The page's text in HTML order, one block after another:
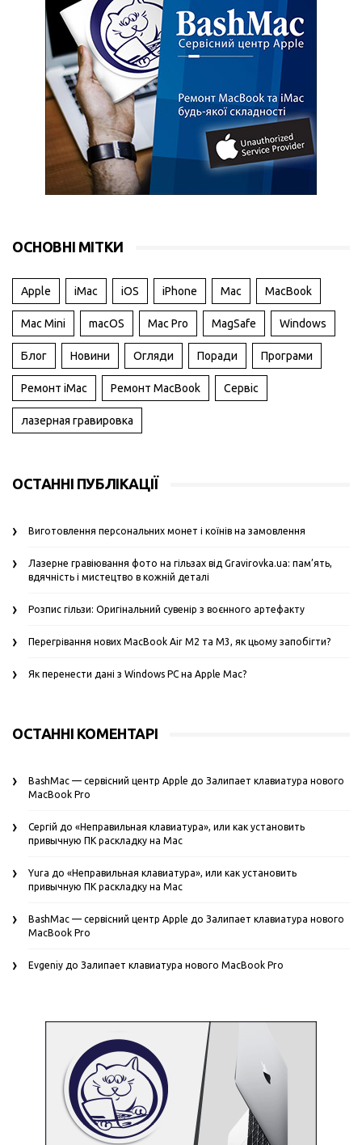
ОСНОВНІ МІТКИ
Apple iMac iOS iPhone Mac MacBook
Mac Mini macOS Mac Pro MagSafe Windows
Блог Новини Огляди Поради Програми
Ремонт iMac Ремонт MacBook Сервіс
лазерная гравировка
ОСТАННІ ПУБЛІКАЦІЇ
Виготовлення персональних монет і коїнів на замовлення
Лазерне гравіювання фото на гільзах від Gravirovka.ua: пам’ять,
вдячність і мистецтво в кожній деталі
Розпис гільзи: Оригінальний сувенір з воєнного артефакту
Перегрівання нових MacBook Air M2 та M3, як цьому запобігти?
Як перенести дані з Windows PC на Apple Mac?
ОСТАННІ КОМЕНТАРІ
BashMac — сервісний центр Apple до Залипает клавиатура нового
MacBook Pro
Сергій до «Неправильная клавиатура», или как установить
привычную ПК раскладку на Mac
Yura до «Неправильная клавиатура», или как установить
привычную ПК раскладку на Mac
BashMac — сервісний центр Apple до Залипает клавиатура нового
MacBook Pro
Evgeniy до Залипает клавиатура нового MacBook Pro